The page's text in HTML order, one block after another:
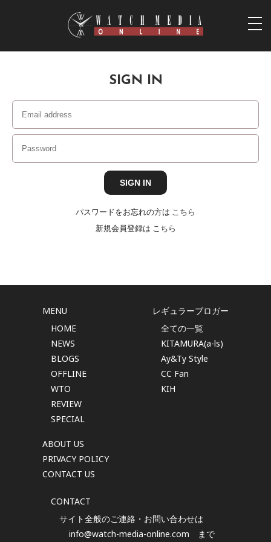
SIGN IN
パスワードをお忘れの方は こちら
新規会員登録は こちら
MENU
HOME
NEWS
BLOGS
OFFLINE
WTO
REVIEW
SPECIAL
ABOUT US
PRIVACY POLICY
CONTACT US
レギュラーブロガー
全ての一覧
KITAMURA(a-ls)
Ay&Ty Style
CC Fan
KIH
CONTACT
サイト全般のご連絡・お問い合わせは
info@watch-media-online.com まで